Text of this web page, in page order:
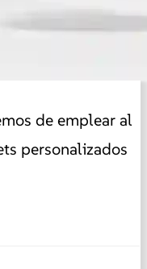
de emplear al
personalizados